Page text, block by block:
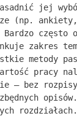
jej
(np.
często
zakres
metody
pracy
– bez